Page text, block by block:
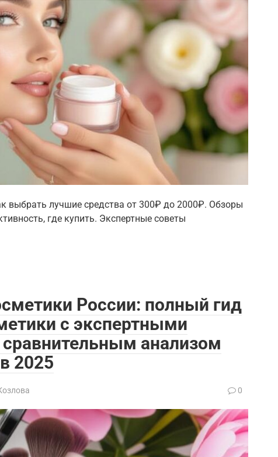
выбрать лучшие средства от 300₽ до 2000₽. Обзоры
где купить. Экспертные советы
России: полный гид
с экспертными
анализом
2025
0